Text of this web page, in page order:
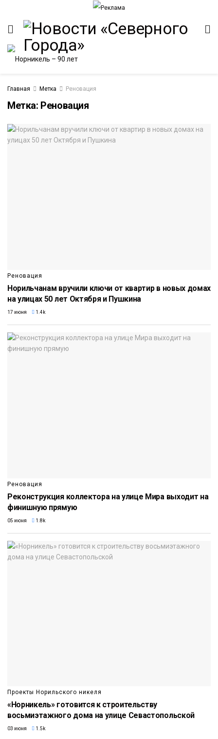
Главная Метка Реновация
Метка: Реновация
Реновация
Норильчанам вручили ключи от квартир в новых домах
на улицах 50 лет Октября и Пушкина
17 июня 1.4k
Реновация
Реконструкция коллектора на улице Мира выходит на
финишную прямую
05 июня 1.8k
Проекты Норильского никеля
«Норникель» готовится к строительству
восьмиэтажного дома на улице Севастопольской
03 июня 1.5k